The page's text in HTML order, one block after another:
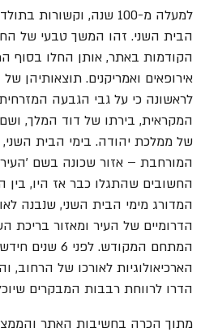
למעלה מ-100 שנה,
הבית השני. זהו המשך טבעי של
אירופאים ואמריקנים. תוצאותיהן
לראשונה כי על גבי הגבעה
המקראית, בירתו של דוד המלך,
של ממלכת יהודה. בימי הבית השני,
המורחבת – אזור שכונה בשם
החשובים שהתגלו כבר אז היו,
הדרומיים של העיר ומאזור בריכת
המתחם המקודש.
הארכיאולוגיות לאורכו של
הדרו לרווחת רבבות המבקרים
מתוך הכרה בחשיבות האתר